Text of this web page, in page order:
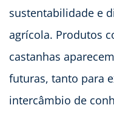
sustentabilidade e
agrícola. Produtos
castanhas
futuras, tanto para
intercâmbio de